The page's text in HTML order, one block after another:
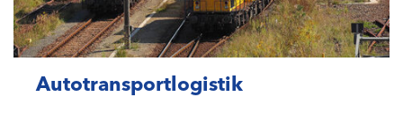
Autotransportlogistik